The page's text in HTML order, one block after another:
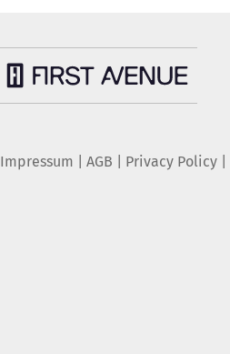
Impressum AGB Privacy Policy|